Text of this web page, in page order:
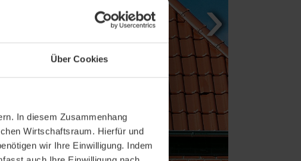
Über Cookies
In diesem Zusammenhang
Wirtschaftsraum. Hierfür und
wir Ihre Einwilligung. Indem